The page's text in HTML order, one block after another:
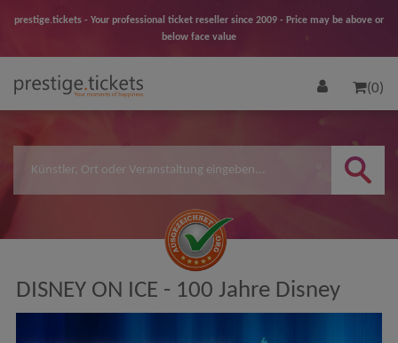
prestige.tickets - Your professional ticket reseller since 2009 - Price may be above or
below face value
(0)
DISNEY ON ICE - 100 Jahre Disney